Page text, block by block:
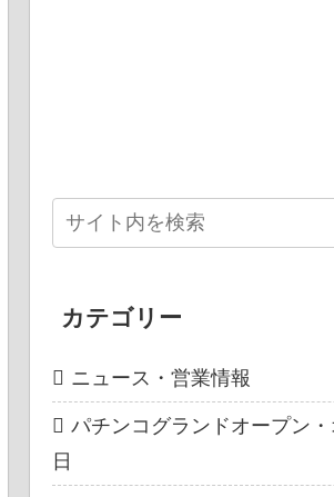
カテゴリー
ニュース・営業情報
パチンコグランドオープン
日